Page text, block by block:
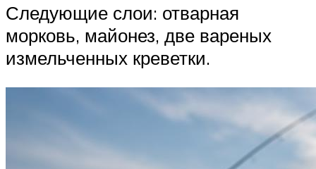
Следующие слои: отварная
морковь, майонез, две вареных
измельченных креветки.